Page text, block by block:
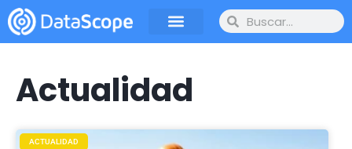
Actualidad
ACTUALIDAD